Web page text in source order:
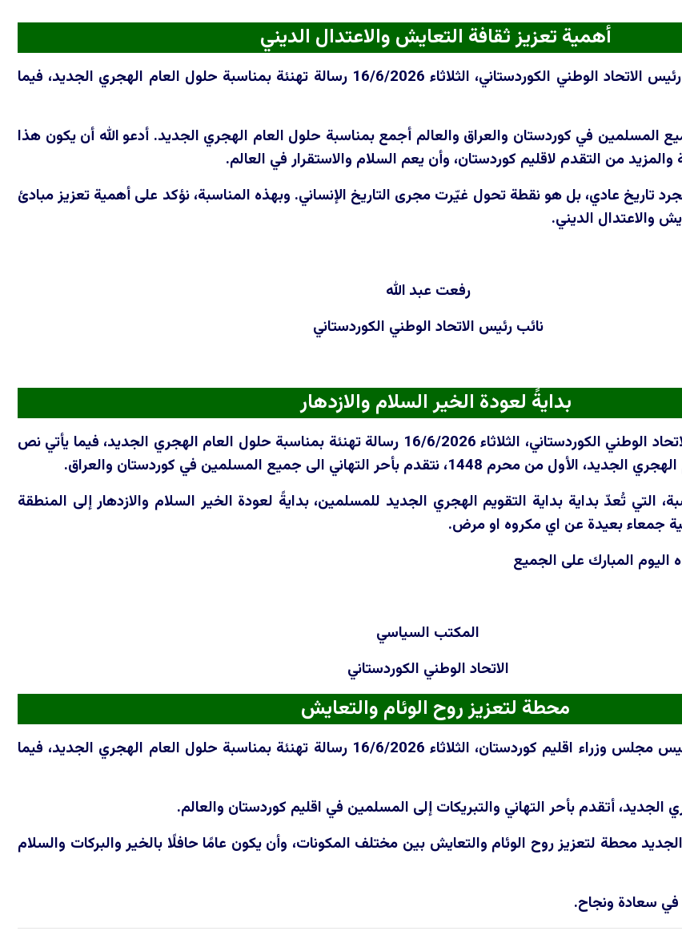
أهمية تعزيز ثقافة التعايش والاعتدال الديني
ووجه رفعت عبدالله نائب رئيس الاتحاد الوطني الكوردستاني، الثلاثاء 16/6/2026 رسالة تهنئة بمناسبة حلول العام الهجري الجديد، فيما
المسلمين في كوردستان والعراق والعالم أجمع بمناسبة حلول العام الهجري الجديد. أدعو الله أن يكون هذا
والمزيد من التقدم لاقليم كوردستان، وأن يعم السلام والاستقرار في العالم.
تاريخ عادي، بل هو نقطة تحول غيّرت مجرى التاريخ الإنساني. وبهذه المناسبة، نؤكد على أهمية تعزيز مبادئ
والاعتدال الديني.
رفعت عبد الله
نائب رئيس الاتحاد الوطني الكوردستاني
بدايةً لعودة الخير السلام والازدهار
ووجه المكتب السياسي للاتحاد الوطني الكوردستاني، الثلاثاء 16/6/2026 رسالة تهنئة بمناسبة حلول العام الهجري الجديد، فيما يأتي نص
نتقدم بأحر التهاني الى جميع المسلمين في كوردستان والعراق.
التي تُعدّ بداية بداية التقويم الهجري الجديد للمسلمين، بدايةً لعودة الخير السلام والازدهار إلى المنطقة
جمعاء بعيدة عن اي مكروه او مرض.
المبارك على الجميع
المكتب السياسي
الاتحاد الوطني الكوردستاني
محطة لتعزيز روح الوئام والتعايش
وجه قوباد طالباني نائب رئيس مجلس وزراء اقليم كوردستان، الثلاثاء 16/6/2026 رسالة تهنئة بمناسبة حلول العام الهجري الجديد، فيما
الجديد، أتقدم بأحر التهاني والتبريكات إلى المسلمين في اقليم كوردستان والعالم.
محطة لتعزيز روح الوئام والتعايش بين مختلف المكونات، وأن يكون عامًا حافلًا بالخير والبركات والسلام
في سعادة ونجاح.